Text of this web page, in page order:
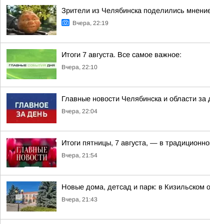
Зрители из Челябинска поделились
Вчера, 22:19
Итоги 7 августа. Все самое важное:
Вчера, 22:10
Главные новости Челябинска и области за
Вчера, 22:04
Итоги пятницы, 7 августа, — в
Вчера, 21:54
Новые дома, детсад и парк: в Кизильском
Вчера, 21:43